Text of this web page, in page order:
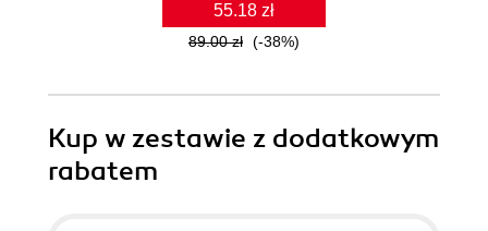
55.18 zł
89.00 zł (-38%)
Kup w zestawie z dodatkowym
rabatem